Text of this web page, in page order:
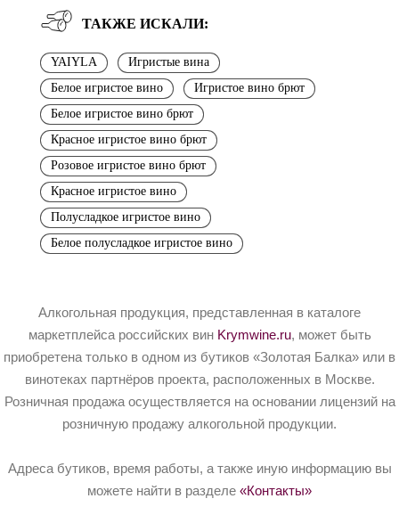
ТАКЖЕ ИСКАЛИ:
YAIYLA
Игристые вина
Белое игристое вино
Игристое вино брют
Белое игристое вино брют
Красное игристое вино брют
Розовое игристое вино брют
Красное игристое вино
Полусладкое игристое вино
Белое полусладкое игристое вино
Алкогольная продукция, представленная в каталоге
маркетплейса российских вин Krymwine.ru, может быть
приобретена только в одном из бутиков «Золотая Балка» или в
винотеках партнёров проекта, расположенных в Москве.
Розничная продажа осуществляется на основании лицензий на
розничную продажу алкогольной продукции.
Адреса бутиков, время работы, а также иную информацию вы
можете найти в разделе «Контакты»